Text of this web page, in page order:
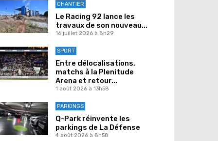
CHANTIER
Le Racing 92 lance les
travaux de son nouveau...
16 juillet 2026 à 8h29
SPORT
Entre délocalisations,
matchs à la Plenitude
Arena et retour...
1 août 2026 à 13h58
PARKINGS
Q-Park réinvente les
parkings de La Défense
4 août 2026 à 8h58